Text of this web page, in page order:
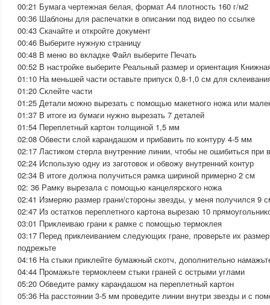
00:21 Бумага чертежная белая, формат А4 плотность 160 г/м2
00:36 Шаблоны для распечатки в описании под видео по ссылке
00:43 Скачайте и откройте документ
00:46 Выберите нужную страницу
00:48 В меню во вкладке Файл выберите Печать
00:52 В настройке выберите Реальный размер и ориентация
01:10 На меньшей части оставьте припуск 0,8-1,0 см для
01:20 Склейте части
01:25 Детали можно вырезать с помощью макетного ножа или
01:37 В итоге из бумаги нужно вырезать 7 деталей
01:54 Переплетный картон толщиной 1,5 мм
02:08 Обвести слой карандашом и прибавить по контуру 4-5 мм
02:17 Ластиком стерла внутренние линии, чтобы не ошибиться при
02:24 Использую одну из заготовок и обвожу внутренний контур
02:34 В итоге должна получиться рамка шириной примерно 2 см
02: 36 Рамку вырезала с помощью канцелярского ножа
02:41 Измеряю размер грани/стороны звезды, у меня получился 9
02:47 Из остатков переплетного картона вырезаю 10
03:01 Приклеиваю грани к рамке с помощью термоклея
03:17 Перед приклеиванием следующих гране, проверьте их
подрежьте
04:16 На стыки приклейте бумажный скотч, дополнительно
04:44 Промажьте термоклеем стыки граней с острыми углами
05:20 Обведите рамку карандашом на переплетный картон
05:36 На расстоянии 3-5 мм проведите линии внутри звезды и с